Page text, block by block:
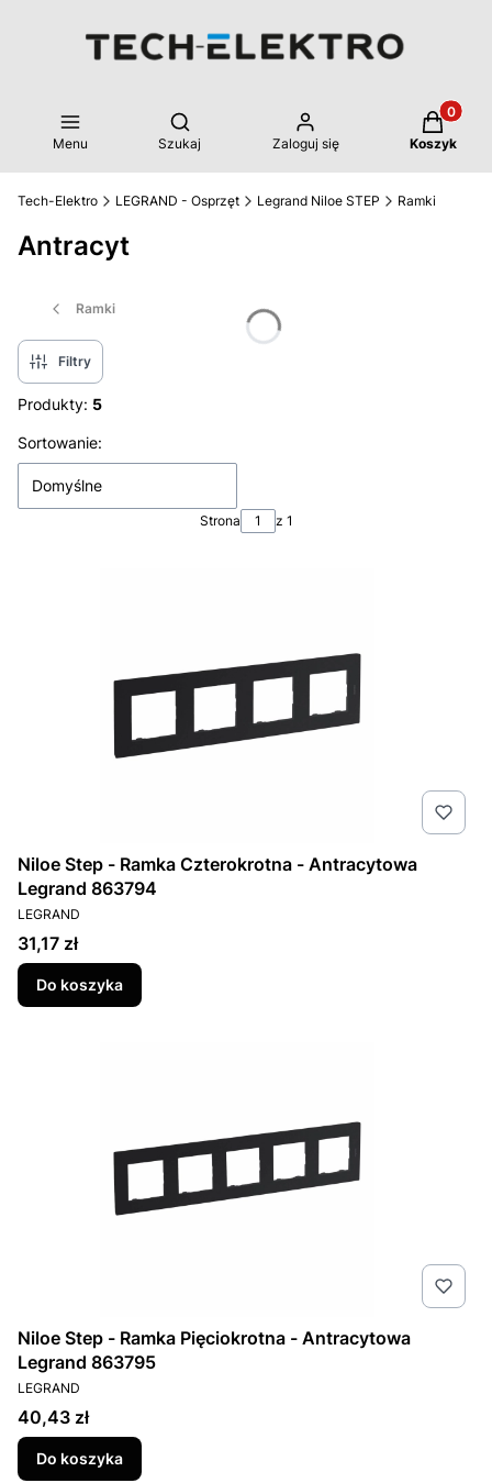
Menu
Otwórz wyszukiwarkę
Szukaj Zaloguj się Koszyk
Tech-Elektro LEGRAND - Osprzęt Legrand Niloe STEP Ramki
Antracyt
Ramki
Filtry
Produkty: 5
Lista produktów
Sortowanie:
Domyślne
Strona z 1
Niloe Step - Ramka Czterokrotna - Antracytowa
Legrand 863794
PRODUCENT
LEGRAND
Cena
31,17 zł
Do koszyka
Niloe Step - Ramka Pięciokrotna - Antracytowa
Legrand 863795
PRODUCENT
LEGRAND
Cena
40,43 zł
Do koszyka